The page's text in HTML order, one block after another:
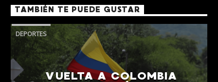
TAMBIÉN TE PUEDE GUSTAR
DEPORTES
VUELTA A COLOMBIA